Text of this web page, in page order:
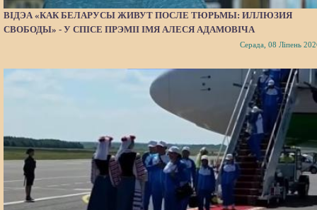
ВІДЭА «КАК БЕЛАРУСЫ ЖИВУТ ПОСЛЕ ТЮРЬМЫ: ИЛЛЮЗИЯ
СВОБОДЫ» - У СПІСЕ ПРЭМІІ ІМЯ АЛЕСЯ АДАМОВІЧА
Серада, 08 Ліпень